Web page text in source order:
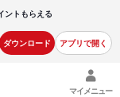
ントもらえる
ダウンロード アプリで開く
マイメニュー